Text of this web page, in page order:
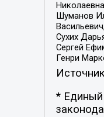
Шуманов
Сухих
Сергей
Генри
* Единый